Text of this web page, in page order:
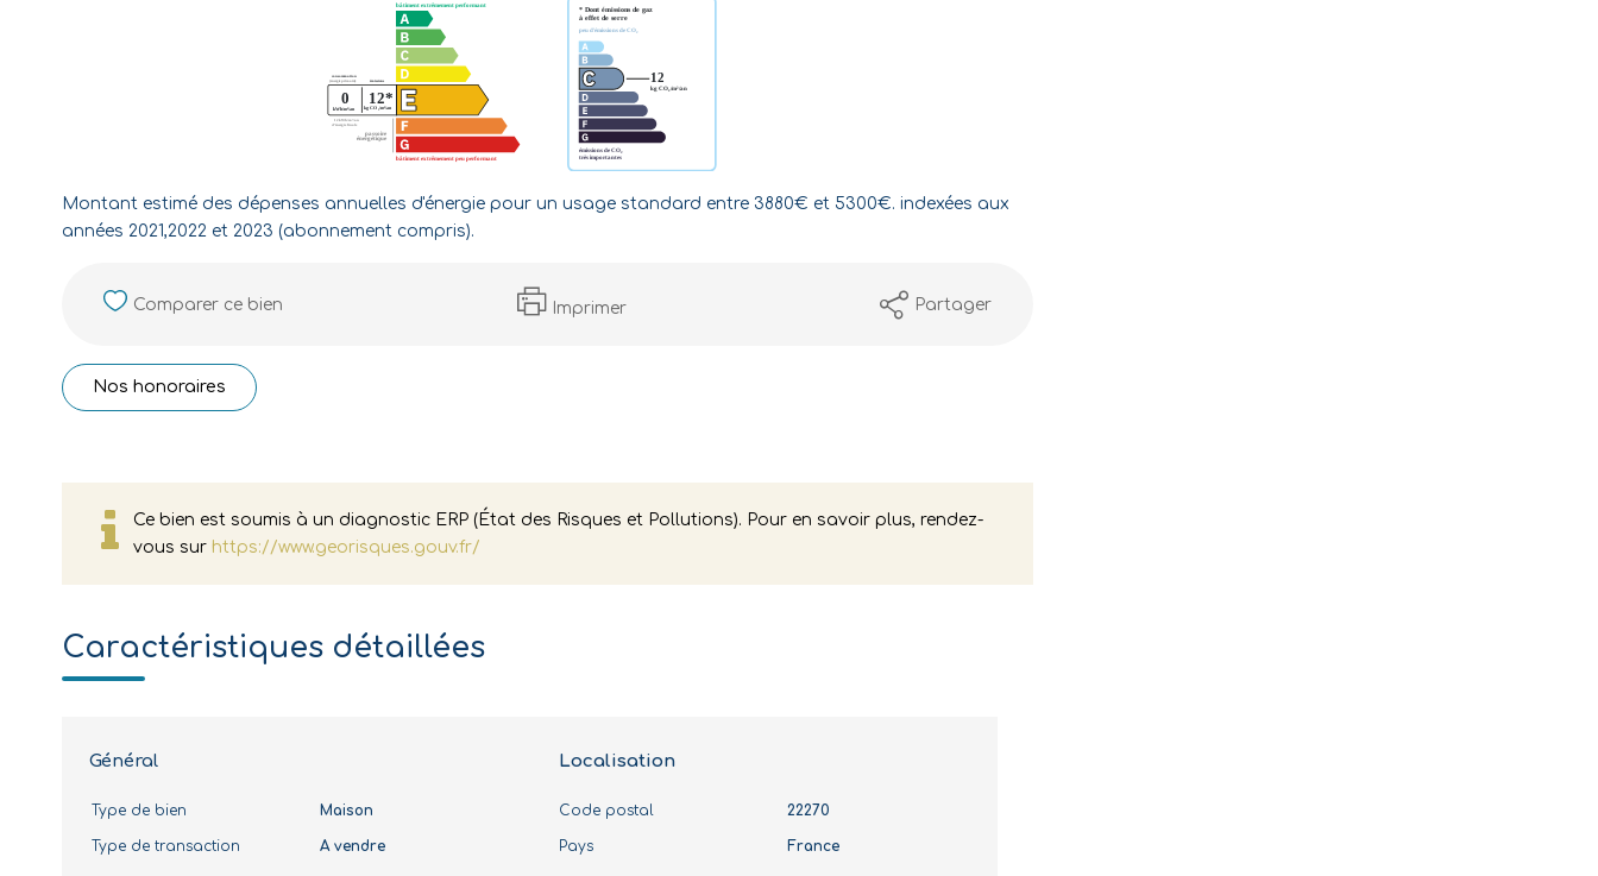
Montant estimé des dépenses annuelles d'énergie pour un usage standard entre 3880€ et 5300€. indexées aux
années 2021,2022 et 2023 (abonnement compris).
Comparer ce bien Imprimer Partager
Nos honoraires
Ce bien est soumis à un diagnostic ERP (État des Risques et Pollutions). Pour en savoir plus, rendez-
vous sur https://www.georisques.gouv.fr/
Caractéristiques détaillées
Général
Type de bien Maison
Type de transaction A vendre
Localisation
Code postal 22270
Pays France